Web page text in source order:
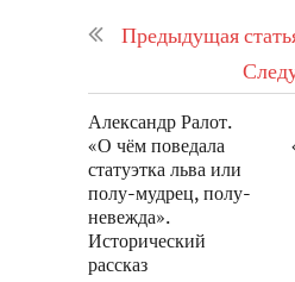
Предыдущая
Александр Ралот.
«О чём поведала
статуэтка льва или
полу-мудрец, полу-
невежда».
Исторический
рассказ